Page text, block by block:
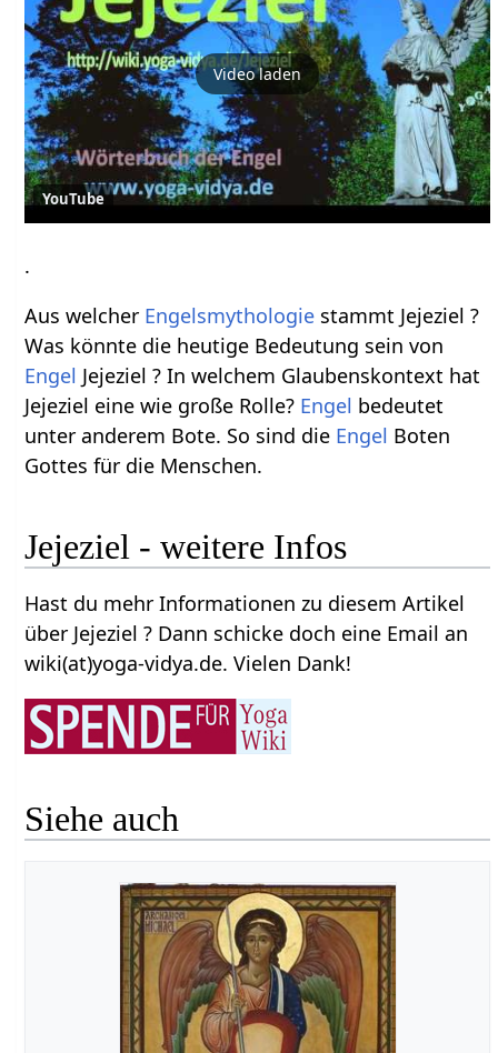
Video laden
YouTube
.
Aus welcher Engelsmythologie stammt Jejeziel ?
Was könnte die heutige Bedeutung sein von
Engel Jejeziel ? In welchem Glaubenskontext hat
Jejeziel eine wie große Rolle? Engel bedeutet
unter anderem Bote. So sind die Engel Boten
Gottes für die Menschen.
Jejeziel - weitere Infos
Hast du mehr Informationen zu diesem Artikel
über Jejeziel ? Dann schicke doch eine Email an
wiki(at)yoga-vidya.de. Vielen Dank!
Siehe auch